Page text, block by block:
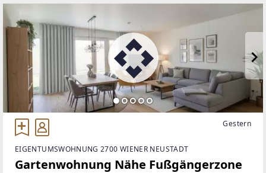
Gestern
EIGENTUMSWOHNUNG 2700 WIENER NEUSTADT
Gartenwohnung Nähe Fußgängerzone